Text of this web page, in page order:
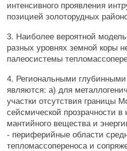
интенсивного проявления
позицией золоторудных
3. Наиболее вероятной
разных уровнях земной коры
палеосистемы
4. Региональными
являются: а) для
участки отсутствия границы
сейсмической прозрачности
мантийного вещества и
- периферийные области
тепломассопереноса и